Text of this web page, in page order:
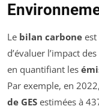
Le bilan carbone
d’évaluer l’impact
en quantifiant les
Par exemple, en
de GES estimées à